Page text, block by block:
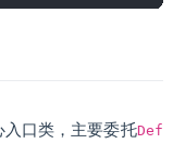
口类，主要委托Def